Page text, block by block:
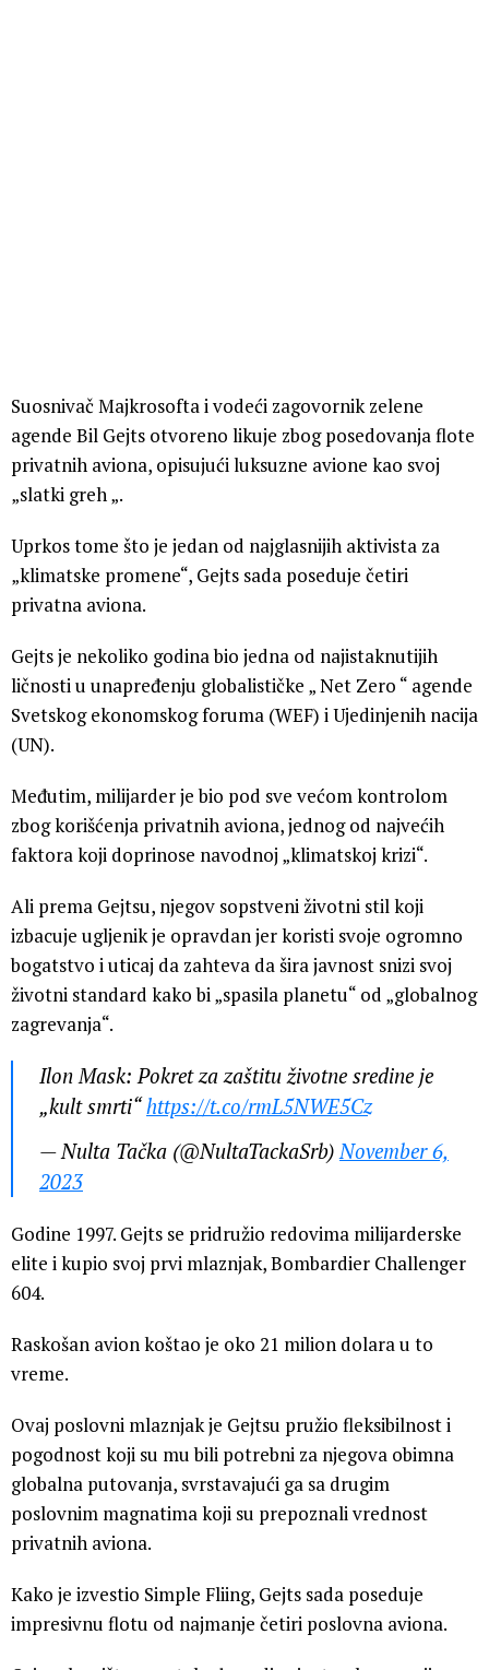
Suosnivač Majkrosofta i vodeći zagovornik zelene
agende Bil Gejts otvoreno likuje zbog posedovanja flote
privatnih aviona, opisujući luksuzne avione kao svoj
„slatki greh „.
Uprkos tome što je jedan od najglasnijih aktivista za
„klimatske promene“, Gejts sada poseduje četiri
privatna aviona.
Gejts je nekoliko godina bio jedna od najistaknutijih
ličnosti u unapređenju globalističke „ Net Zero “ agende
Svetskog ekonomskog foruma (WEF) i Ujedinjenih nacija
(UN).
Međutim, milijarder je bio pod sve većom kontrolom
zbog korišćenja privatnih aviona, jednog od najvećih
faktora koji doprinose navodnoj „klimatskoj krizi“.
Ali prema Gejtsu, njegov sopstveni životni stil koji
izbacuje ugljenik je opravdan jer koristi svoje ogromno
bogatstvo i uticaj da zahteva da šira javnost snizi svoj
životni standard kako bi „spasila planetu“ od „globalnog
zagrevanja“.
Ilon Mask: Pokret za zaštitu životne sredine je
„kult smrti“https://t.co/rmL5NWE5Cz
— Nulta Tačka (@NultaTackaSrb)November 6,
2023
Godine 1997. Gejts se pridružio redovima milijarderske
elite i kupio svoj prvi mlaznjak, Bombardier Challenger
604.
Raskošan avion koštao je oko 21 milion dolara u to
vreme.
Ovaj poslovni mlaznjak je Gejtsu pružio fleksibilnost i
pogodnost koji su mu bili potrebni za njegova obimna
globalna putovanja, svrstavajući ga sa drugim
poslovnim magnatima koji su prepoznali vrednost
privatnih aviona.
Kako je izvestio Simple Fliing, Gejts sada poseduje
impresivnu flotu od najmanje četiri poslovna aviona.